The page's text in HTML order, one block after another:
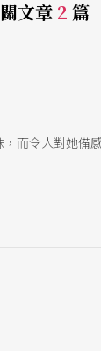
文章 2 篇
而令人對她備